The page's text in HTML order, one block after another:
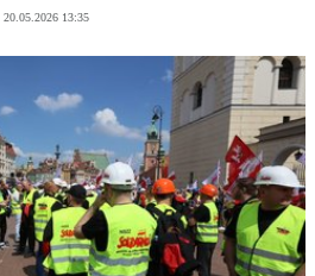
20.05.2026 13:35